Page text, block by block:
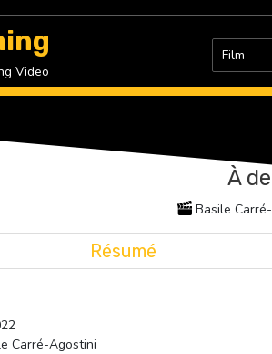
Video
À
Basile
Résumé
Carré-Agostini